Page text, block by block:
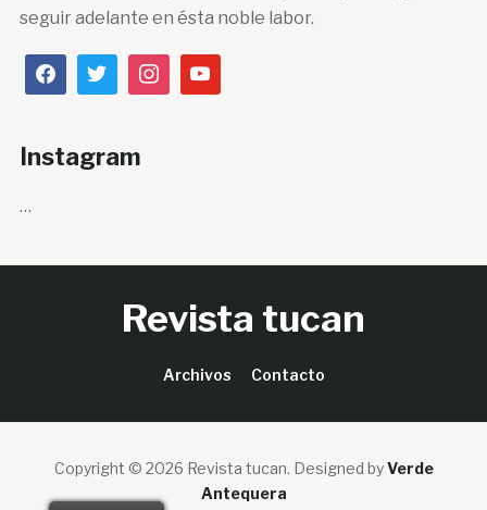
seguir adelante en ésta noble labor.
Instagram
…
Revista tucan
Archivos Contacto
Copyright © 2026 Revista tucan. Designed byVerde
Antequera